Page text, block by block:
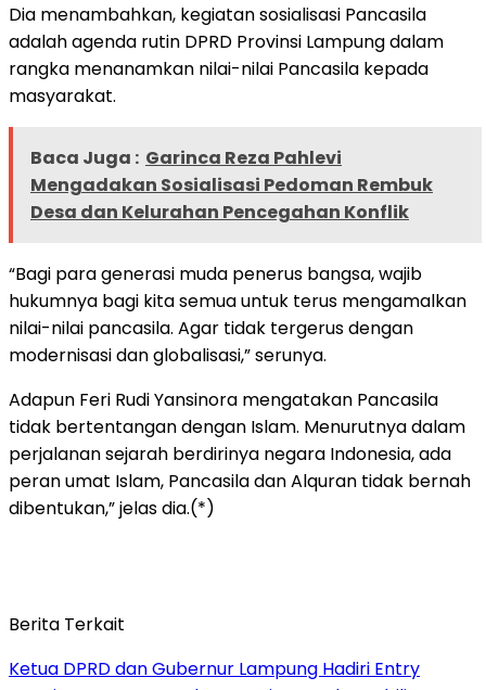
Dia menambahkan, kegiatan sosialisasi Pancasila
adalah agenda rutin DPRD Provinsi Lampung dalam
rangka menanamkan nilai-nilai Pancasila kepada
masyarakat.
Baca Juga : Garinca Reza Pahlevi
Mengadakan Sosialisasi Pedoman Rembuk
Desa dan Kelurahan Pencegahan Konflik
“Bagi para generasi muda penerus bangsa, wajib
hukumnya bagi kita semua untuk terus mengamalkan
nilai-nilai pancasila. Agar tidak tergerus dengan
modernisasi dan globalisasi,” serunya.
Adapun Feri Rudi Yansinora mengatakan Pancasila
tidak bertentangan dengan Islam. Menurutnya dalam
perjalanan sejarah berdirinya negara Indonesia, ada
peran umat Islam, Pancasila dan Alquran tidak bernah
dibentukan,” jelas dia.(*)
Berita Terkait
Ketua DPRD dan Gubernur Lampung Hadiri Entry